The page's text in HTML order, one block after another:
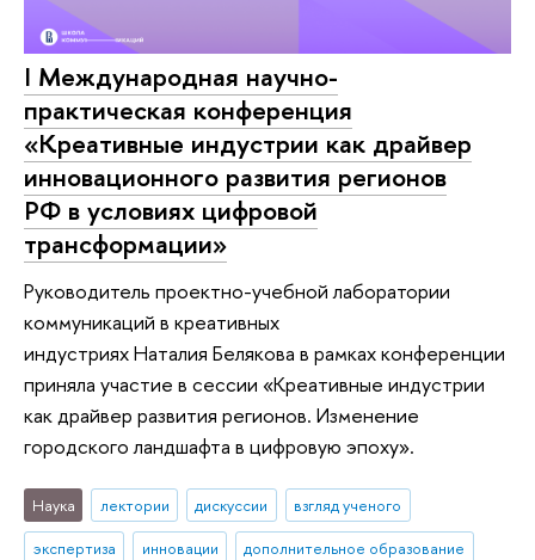
I Международная научно-
практическая конференция
«Креативные индустрии как драйвер
инновационного развития регионов
РФ в условиях цифровой
трансформации»
Руководитель проектно-учебной лаборатории
коммуникаций в креативных
индустриях Наталия Белякова в рамках конференции
приняла участие в сессии «Креативные индустрии
как драйвер развития регионов. Изменение
городского ландшафта в цифровую эпоху».
Наука лектории дискуссии
взгляд ученого
экспертиза
инновации дополнительное образование